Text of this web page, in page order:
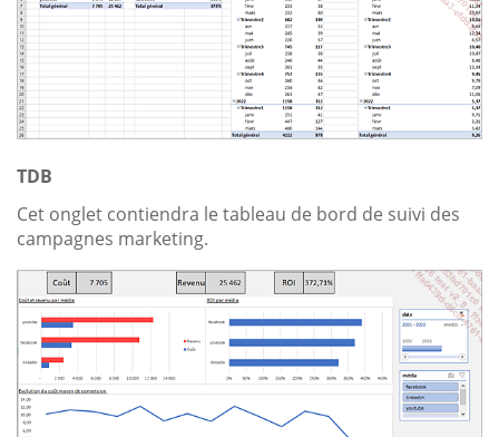
TDB
Cet onglet contiendra le tableau de bord de suivi des
campagnes marketing.